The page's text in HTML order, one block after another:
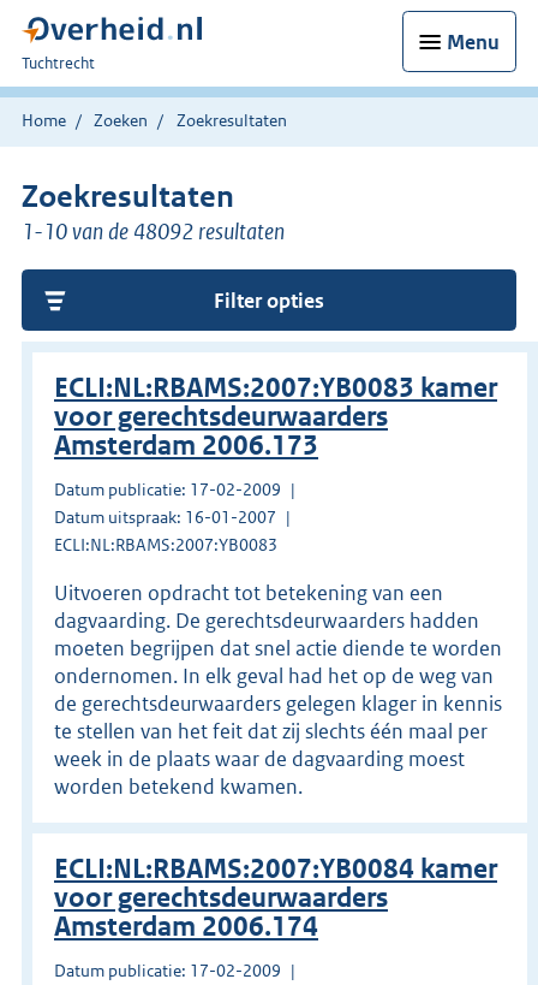
Menu
U
bent
hier:
Tuchtrecht
Home Zoeken Zoekresultaten
Zoekresultaten
1-10 van de 48092 resultaten
Filter opties
ECLI:NL:RBAMS:2007:YB0083 kamer
voor gerechtsdeurwaarders
Amsterdam 2006.173
Datum publicatie: 17-02-2009
Datum uitspraak: 16-01-2007
ECLI:NL:RBAMS:2007:YB0083
Uitvoeren opdracht tot betekening van een
dagvaarding. De gerechtsdeurwaarders hadden
moeten begrijpen dat snel actie diende te worden
ondernomen. In elk geval had het op de weg van
de gerechtsdeurwaarders gelegen klager in kennis
te stellen van het feit dat zij slechts één maal per
week in de plaats waar de dagvaarding moest
worden betekend kwamen.
ECLI:NL:RBAMS:2007:YB0084 kamer
voor gerechtsdeurwaarders
Amsterdam 2006.174
Datum publicatie: 17-02-2009